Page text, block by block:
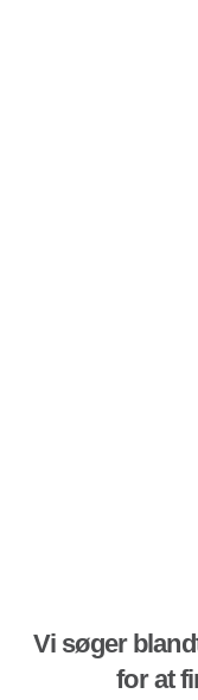
Vi søger
for at